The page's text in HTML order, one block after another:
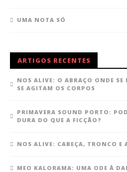
UMA NOTA SÓ
ARTIGOS RECENTES
NOS ALIVE: O ABRAÇO ONDE SE
SE AGITAM OS CORPOS
PRIMAVERA SOUND PORTO:
DURA DO QUE A FICÇÃO?
NOS ALIVE: CABEÇA, TRONCO E
MEO KALORAMA: UMA ODE À